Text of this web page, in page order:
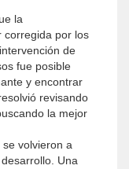
la
corregida por los
de
fue posible
y encontrar
revisando
la mejor
volvieron a
Una